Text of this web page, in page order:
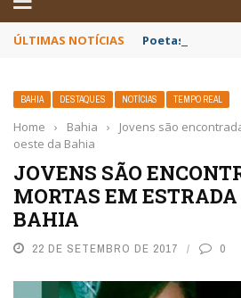
ÚLTIMAS NOTÍCIAS Poetas baianos
BAHIA DESTAQUES NOTÍCIAS TEMPO REAL
Home › Bahia ›
Jovens são
oeste da Bahia
JOVENS SÃO
MORTAS EM ESTRADA
BAHIA
22 DE SETEMBRO DE 2017 0